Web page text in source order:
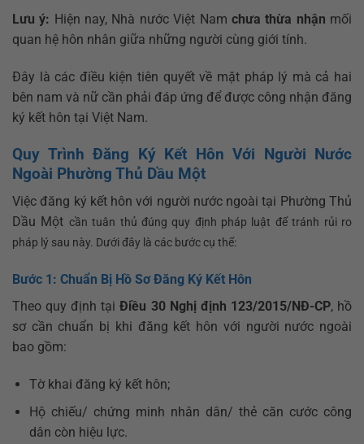
Lưu ý: Hiện nay, Nhà nước Việt Nam chưa thừa nhận mối
quan hệ hôn nhân giữa những người cùng giới tính.
Đây là các điều kiện tiên quyết về mặt pháp lý mà cả hai
bên nam và nữ cần phải đáp ứng để được công nhận đăng
ký kết hôn tại Việt Nam.
Quy Trình Đăng Ký Kết Hôn Với Người Nước
Ngoài Phường Thủ Dầu Một
Việc đăng ký kết hôn với người nước ngoài tại Phường Thủ
Dầu Một cần tuân thủ đúng quy định pháp luật để tránh rủi ro
pháp lý sau này. Dưới đây là các bước cụ thể:
Bước 1: Chuẩn Bị Hồ Sơ Đăng Ký Kết Hôn
Theo quy định tạiĐiều 30 Nghị định 123/2015/NĐ-CP, hồ
sơ cần chuẩn bị khi đăng kết hôn với người nước ngoài
bao gồm:
Tờ khai đăng ký kết hôn;
Hộ chiếu/ chứng minh nhân dân/ thẻ căn cước công
dân còn hiệu lực.